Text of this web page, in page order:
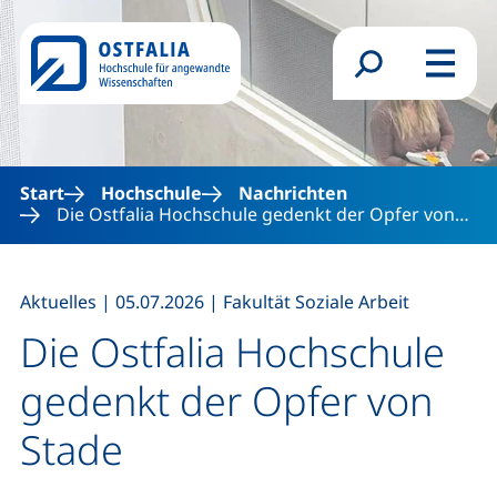
Direkt zum Inhalt
Suchformular
Menü
Start Hochschule
Nachrichten
Die Ostfalia Hochschule gedenkt der Opfer von…
Die Ostfalia Hochschule
gedenkt der Opfer von
Stade
Aktuelles | 05.07.2026 | Fakultät Soziale Arbeit